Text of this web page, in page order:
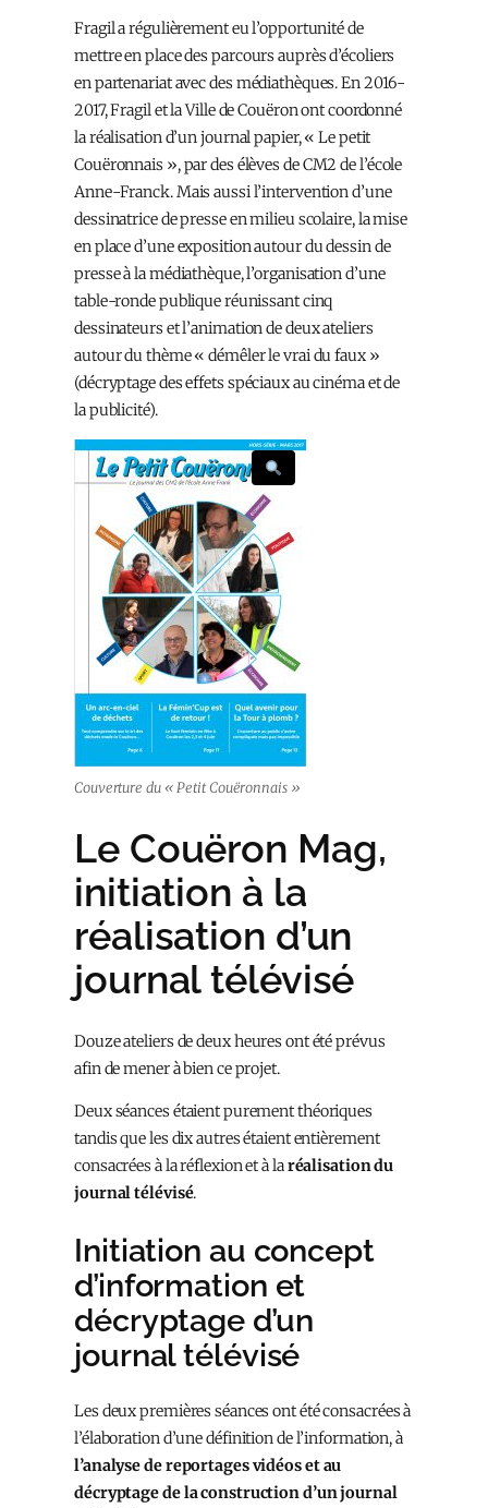
Fragil a régulièrement eu l’opportunité de
mettre en place des parcours auprès d’écoliers
en partenariat avec des médiathèques. En 2016-
2017, Fragil et la Ville de Couëron ont coordonné
la réalisation d’un journal papier, « Le petit
Couëronnais », par des élèves de CM2 de l’école
Anne-Franck. Mais aussi l’intervention d’une
dessinatrice de presse en milieu scolaire, la mise
en place d’une exposition autour du dessin de
presse à la médiathèque, l’organisation d’une
table-ronde publique réunissant cinq
dessinateurs et l’animation de deux ateliers
autour du thème « démêler le vrai du faux »
(décryptage des effets spéciaux au cinéma et de
la publicité).
Couverture du « Petit Couëronnais »
Le Couëron Mag,
initiation à la
réalisation d’un
journal télévisé
Douze ateliers de deux heures ont été prévus
afin de mener à bien ce projet.
Deux séances étaient purement théoriques
tandis que les dix autres étaient entièrement
consacrées à la réflexion et à laréalisation du
journal télévisé.
Initiation au concept
d’information et
décryptage d’un
journal télévisé
Les deux premières séances ont été consacrées à
l’élaboration d’une définition de l’information, à
l’analyse de reportages vidéos et au
décryptage de la construction d’un journal